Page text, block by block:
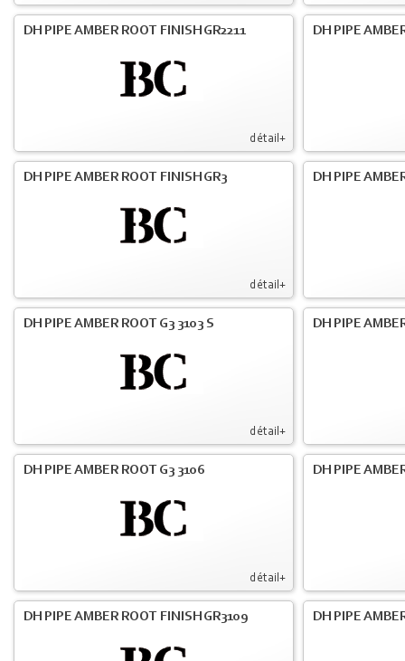
détail+
DH PIPE AMBER ROOT FINISH GR2211 DH PIPE
détail+
DH PIPE AMBER ROOT FINISH GR3 DH PIPE
détail+
DH PIPE AMBER ROOT G3 3103 S DH PIPE
détail+
DH PIPE AMBER ROOT G3 3106 DH PIPE
DH PIPE AMBER ROOT FINISH GR3109 DH PIPE